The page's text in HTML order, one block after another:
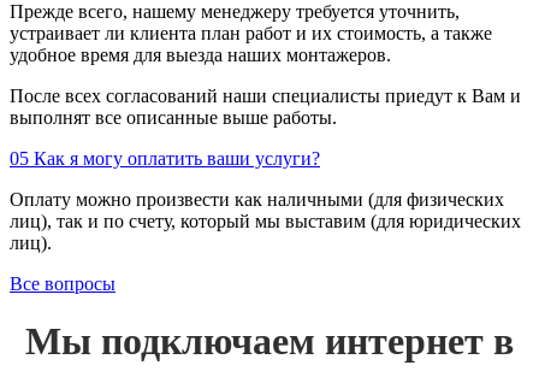
Прежде всего, нашему менеджеру требуется уточнить,
устраивает ли клиента план работ и их стоимость, а также
удобное время для выезда наших монтажеров.
После всех согласований наши специалисты приедут к Вам и
выполнят все описанные выше работы.
05 Как я могу оплатить ваши услуги?
Оплату можно произвести как наличными (для физических
лиц), так и по счету, который мы выставим (для юридических
лиц).
Все вопросы
Мы подключаем интернет в